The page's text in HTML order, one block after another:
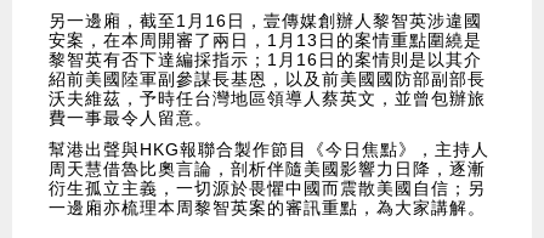
另一邊廂，截至1月16日，壹傳媒創辦人黎智英涉違國
安案，在本周開審了兩日，1月13日的案情重點圍繞是
黎智英有否下達編採指示；1月16日的案情則是以其介
紹前美國陸軍副參謀長基恩，以及前美國國防部副部長
沃夫維茲，予時任台灣地區領導人蔡英文，並曾包辦旅
費一事最令人留意。
幫港出聲與HKG報聯合製作節目《今日焦點》，主持人
周天慧借魯比奧言論，剖析伴隨美國影響力日降，逐漸
衍生孤立主義，一切源於畏懼中國而震散美國自信；另
一邊廂亦梳理本周黎智英案的審訊重點，為大家講解。